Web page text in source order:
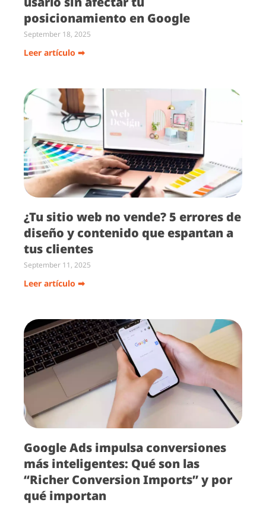
posicionamiento en Google
September 18, 2025
Leer artículo ➡
¿Tu sitio web no vende? 5 errores de
diseño y contenido que espantan a
tus clientes
September 11, 2025
Leer artículo ➡
Google Ads impulsa conversiones
más inteligentes: Qué son las
“Richer Conversion Imports” y por
qué importan